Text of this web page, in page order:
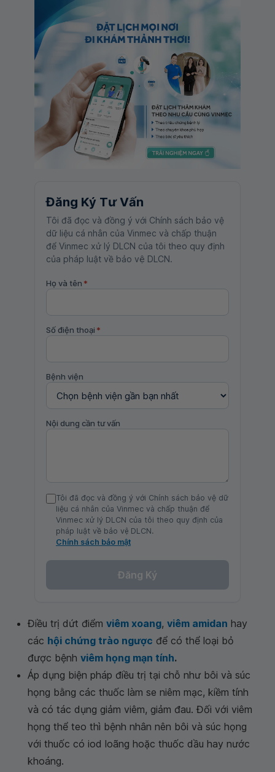
Đăng Ký Tư Vấn
Tôi đã đọc và đồng ý với Chính sách bảo vệ
dữ liệu cá nhân của Vinmec và chấp thuận
để Vinmec xử lý DLCN của tôi theo quy định
của pháp luật về bảo vệ DLCN.
Họ và tên *
Số điện thoại *
Bệnh viện
Nội dung cần tư vấn
Tôi đã đọc và đồng ý với Chính sách bảo vệ dữ
liệu cá nhân của Vinmec và chấp thuận để
Vinmec xử lý DLCN của tôi theo quy định của
pháp luật về bảo vệ DLCN.
Chính sách bảo mật
Đăng Ký
Điều trị dứt điểm viêm xoang, viêm amidan hay
các hội chứng trào ngược để có thể loại bỏ
được bệnh viêm họng mạn tính.
Áp dụng biện pháp điều trị tại chỗ như bôi và súc
họng bằng các thuốc làm se niêm mạc, kiềm tính
và có tác dụng giảm viêm, giảm đau. Đối với viêm
họng thể teo thì bệnh nhân nên bôi và súc họng
với thuốc có iod loãng hoặc thuốc dầu hay nước
khoáng.